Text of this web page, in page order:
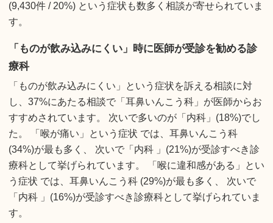
(9,430件 / 20%) という症状も数多く相談が寄せられていま
す。
「ものが飲み込みにくい」時に医師が受診を勧める診
療科
「ものが飲み込みにくい」という症状を訴える相談に対
し、37%にあたる相談で「耳鼻いんこう科」が医師からお
すすめされています。 次いで多いのが「内科」(18%)でし
た。 「喉が痛い」という症状 では、耳鼻いんこう科
(34%)が最も多く、 次いで「内科 」(21%)が受診すべき診
療科として挙げられています。 「喉に違和感がある」とい
う症状 では、耳鼻いんこう科 (29%)が最も多く、 次いで
「内科 」(16%)が受診すべき診療科として挙げられていま
す。